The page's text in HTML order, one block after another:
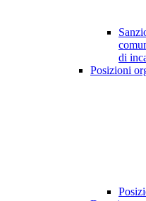
di
Posizioni